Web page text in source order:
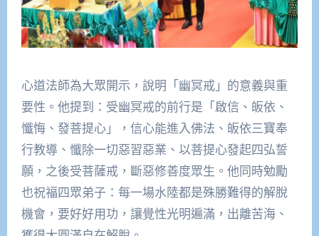
心道法師為大眾開示，說明「幽冥戒」的意義與重
要性。他提到：受幽冥戒的前行是「啟信、皈依、
懺悔、發菩提心」，信心能進入佛法、皈依三寶奉
行教導、懺除一切惡習惡業、以菩提心發起四弘誓
願，之後受菩薩戒，斷惡修善度眾生。他同時勉勵
也祝福四眾弟子：每一場水陸都是殊勝難得的解脫
機會，要好好用功，讓覺性光明遍滿，出離苦海、